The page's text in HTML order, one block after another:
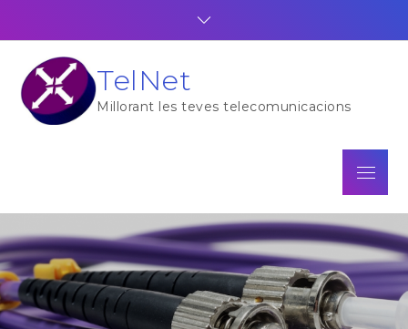
content
TelNet
Millorant les teves telecomunicacions
Menu